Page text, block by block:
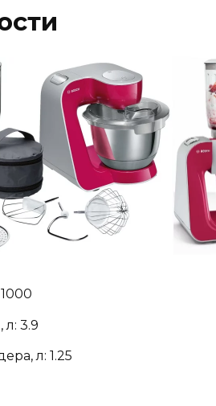
3.9
л: 1.25